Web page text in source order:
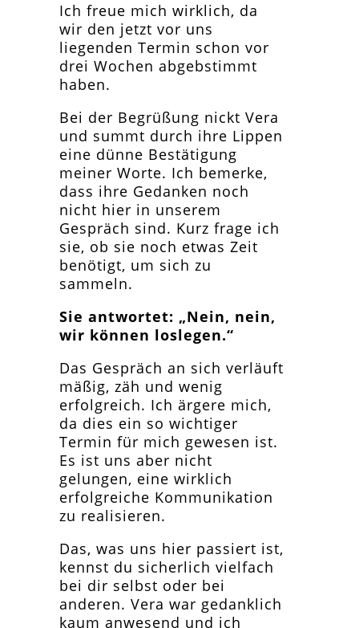
Ich freue mich wirklich, da
wir den jetzt vor uns
liegenden Termin schon vor
drei Wochen abgebstimmt
haben.
Bei der Begrüßung nickt Vera
und summt durch ihre Lippen
eine dünne Bestätigung
meiner Worte. Ich bemerke,
dass ihre Gedanken noch
nicht hier in unserem
Gespräch sind. Kurz frage ich
sie, ob sie noch etwas Zeit
benötigt, um sich zu
sammeln.
Sie antwortet: „Nein, nein,
wir können loslegen.“
Das Gespräch an sich verläuft
mäßig, zäh und wenig
erfolgreich. Ich ärgere mich,
da dies ein so wichtiger
Termin für mich gewesen ist.
Es ist uns aber nicht
gelungen, eine wirklich
erfolgreiche Kommunikation
zu realisieren.
Das, was uns hier passiert ist,
kennst du sicherlich vielfach
bei dir selbst oder bei
anderen. Vera war gedanklich
kaum anwesend und ich